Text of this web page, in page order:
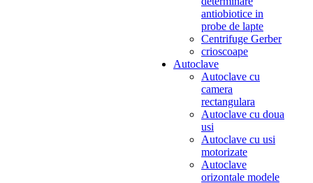
antiobiotice in
probe de lapte
Centrifuge Gerber
crioscoape
Autoclave
Autoclave cu
camera
rectangulara
Autoclave cu doua
usi
Autoclave cu usi
motorizate
Autoclave
orizontale modele